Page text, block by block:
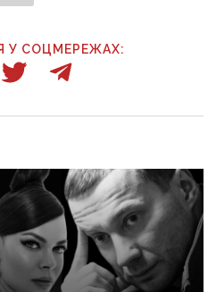
У СОЦМЕРЕЖАХ: